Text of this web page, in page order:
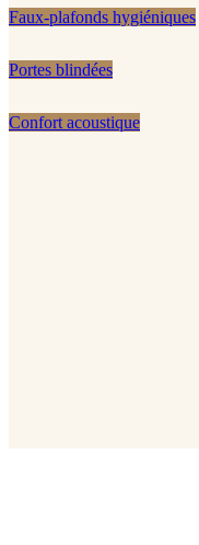
Faux-plafonds hygiéniques
Portes blindées
Confort acoustique